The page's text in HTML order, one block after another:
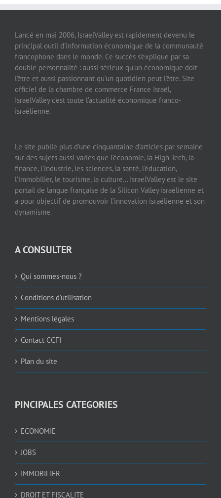
Lancé en mai 2006, IsraelValley est rapidement devenu le
principal outil d’information économique de la communauté
francophone dans le monde. Ce succès s’explique par sa
double personnalité : aussi sérieux qu’un économique doit
l’être et aussi passionnant qu’un quotidien peut l’être. Site
officiel de la chambre de commerce France Israël,
IsraelValley c’est toute l’actualité économique franco-
israélienne.
Le site publie plus d’une cinquantaine d’articles par semaine
sur des sujets aussi variés que l’économie, la High-Tech, la
finance, l’industrie, les sciences, la santé, l’éducation,
l’immobilier, le tourisme, la culture… IsraelValley est le site
portail de langue française de la Silicon Valley israélienne et
a pour objectif de promouvoir l’innovation israélienne et son
dynamisme.
A CONSULTER
Qui sommes-nous ?
Conditions d’utilisation
Mentions légales
Contact CCFI
Plan du site
PINCIPALES CATEGORIES
ECONOMIE
JOBS
IMMOBILIER
DROIT ET FISCALITE